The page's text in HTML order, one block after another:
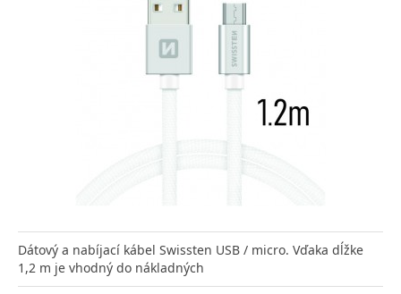
Dátový a nabíjací kábel Swissten USB / micro. Vďaka dĺžke
1,2 m je vhodný do nákladných